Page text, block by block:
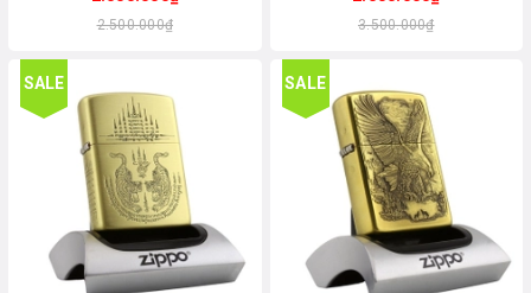
2.500.000₫ 3.500.000₫
SALE SALE